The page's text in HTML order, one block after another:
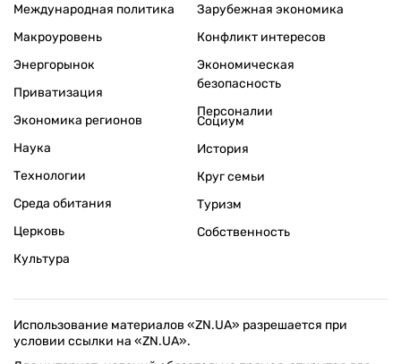
Международная политика
Макроуровень
Энергорынок
Приватизация
Экономика регионов
Зарубежная экономика
Конфликт интересов
Экономическая
безопасность
Персоналии
Наука
Технологии
Среда обитания
Церковь
Культура
Социум
История
Круг семьи
Туризм
Собственность
Использование материалов «ZN.UA» разрешается при
условии ссылки на «ZN.UA».